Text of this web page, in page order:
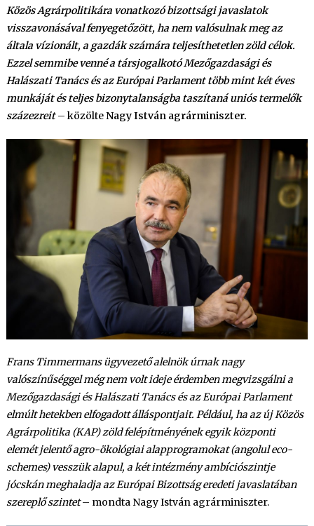
Közös Agrárpolitikára vonatkozó bizottsági javaslatok
visszavonásával fenyegetőzött, ha nem valósulnak meg az
általa vízionált, a gazdák számára teljesíthetetlen zöld célok.
Ezzel semmibe venné a társjogalkotó Mezőgazdasági és
Halászati Tanács és az Európai Parlament több mint két éves
munkáját és teljes bizonytalanságba taszítaná uniós termelők
százezreit – közölteNagy István agrárminiszter.
Frans Timmermans ügyvezető alelnök úrnak nagy
valószínűséggel még nem volt ideje érdemben megvizsgálni a
Mezőgazdasági és Halászati Tanács és az Európai Parlament
elmúlt hetekben elfogadott álláspontjait. Például, ha az új Közös
Agrárpolitika (KAP) zöld felépítményének egyik központi
elemét jelentő agro-ökológiai alapprogramokat (angolul eco-
schemes) vesszük alapul, a két intézmény ambíciószintje
jócskán meghaladja az Európai Bizottság eredeti javaslatában
szereplő szintet– mondta Nagy István agrárminiszter.